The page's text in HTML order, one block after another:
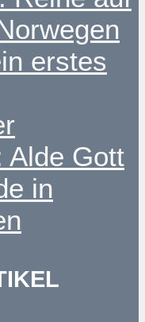
erstes
Alde Gott
in